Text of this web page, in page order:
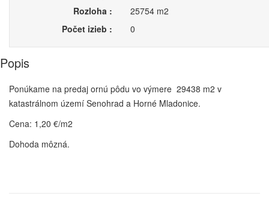
Rozloha :
25754 m2
Počet izieb :
0
Popis
Ponúkame na predaj ornú pôdu vo výmere 29438 m2 v
katastrálnom území Senohrad a Horné Mladonice.
Cena: 1,20 €/m2
Dohoda môzná.